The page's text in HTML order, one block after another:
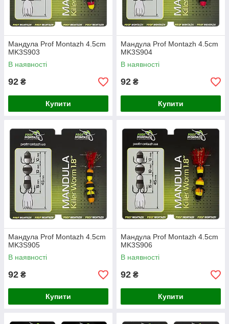
Мандула Prof Montazh 4.5cm
MK3S903
В наявності
92 ₴
Купити
Мандула Prof Montazh 4.5cm
MK3S904
В наявності
92 ₴
Купити
Мандула Prof Montazh 4.5cm
MK3S905
В наявності
92 ₴
Купити
Мандула Prof Montazh 4.5cm
MK3S906
В наявності
92 ₴
Купити